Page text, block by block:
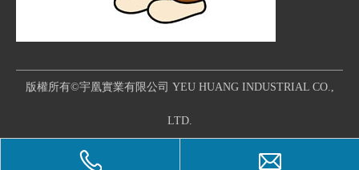
版權所有©宇凰實業有限公司 YEU HUANG INDUSTRIAL CO.,
LTD.